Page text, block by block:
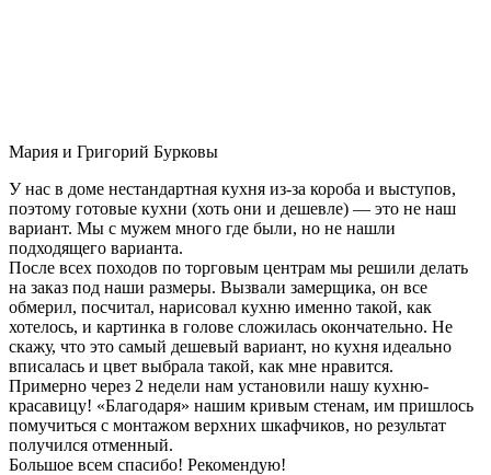
Мария и Григорий Бурковы
У нас в доме нестандартная кухня из-за короба и выступов,
поэтому готовые кухни (хоть они и дешевле) — это не наш
вариант. Мы с мужем много где были, но не нашли
подходящего варианта.
После всех походов по торговым центрам мы решили делать
на заказ под наши размеры. Вызвали замерщика, он все
обмерил, посчитал, нарисовал кухню именно такой, как
хотелось, и картинка в голове сложилась окончательно. Не
скажу, что это самый дешевый вариант, но кухня идеально
вписалась и цвет выбрала такой, как мне нравится.
Примерно через 2 недели нам установили нашу кухню-
красавицу! «Благодаря» нашим кривым стенам, им пришлось
помучиться с монтажом верхних шкафчиков, но результат
получился отменный.
Большое всем спасибо! Рекомендую!